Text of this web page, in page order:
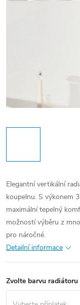
Elegantní vertikální
koupelnu. S výkonem
maximální tepelný
možností výběru z
pro náročné.
Detailní informace
Zvolte barvu radiátoru